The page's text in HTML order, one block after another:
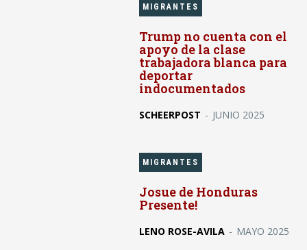
MIGRANTES
Trump no cuenta con el
apoyo de la clase
trabajadora blanca para
deportar
indocumentados
SCHEERPOST - JUNIO 2025
MIGRANTES
Josue de Honduras
Presente!
LENO ROSE-AVILA - MAYO 2025